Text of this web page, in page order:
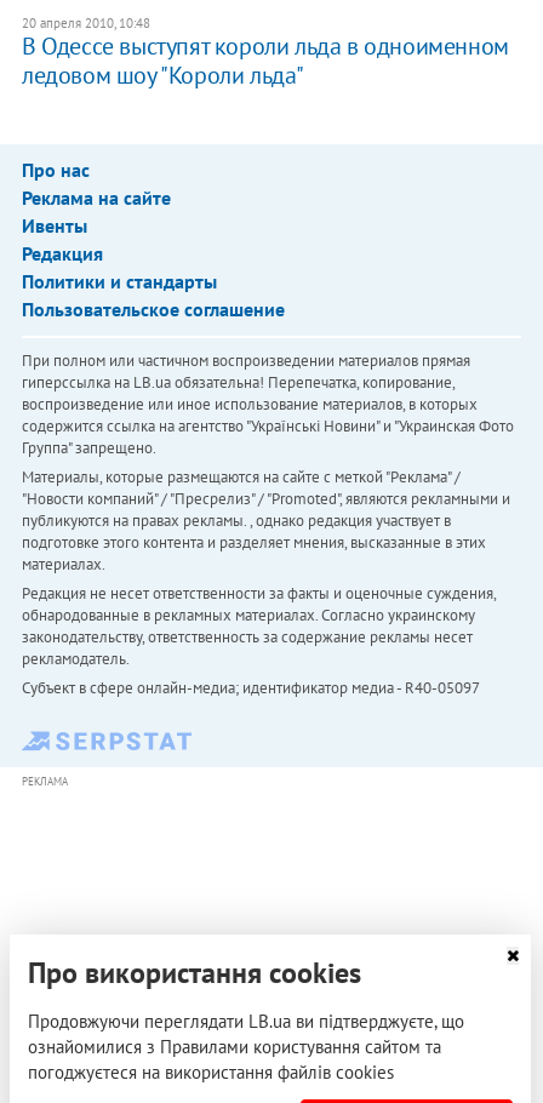
20 апреля 2010, 10:48
В Одессе выступят короли льда в одноименном
ледовом шоу "Короли льда"
Про нас
Реклама на сайте
Ивенты
Редакция
Политики и стандарты
Пользовательское соглашение
При полном или частичном воспроизведении материалов прямая
гиперссылка на LB.ua обязательна! Перепечатка, копирование,
воспроизведение или иное использование материалов, в которых
содержится ссылка на агентство "Українськi Новини" и "Украинская Фото
Группа" запрещено.
Материалы, которые размещаются на сайте с меткой "Реклама" /
"Новости компаний" / "Пресрелиз" / "Promoted", являются рекламными и
публикуются на правах рекламы. , однако редакция участвует в
подготовке этого контента и разделяет мнения, высказанные в этих
материалах.
Редакция не несет ответственности за факты и оценочные суждения,
обнародованные в рекламных материалах. Согласно украинскому
законодательству, ответственность за содержание рекламы несет
рекламодатель.
Субъект в сфере онлайн-медиа; идентификатор медиа - R40-05097
РЕКЛАМА
Про використання cookies
Продовжуючи переглядати LB.ua ви підтверджуєте, що
ознайомилися з Правилами користування сайтом та
погоджуєтеся на використання файлів cookies